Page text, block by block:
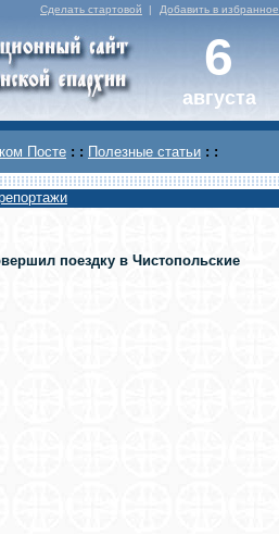
Сделать стартовой | Добавить в избранное
6
августа
Посте : : Полезные статьи : :
поездку в Чистопольские